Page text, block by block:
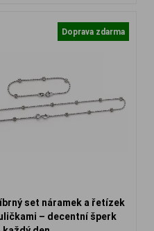
Doprava zdarma
set náramek a řetízek
– decentní šperk